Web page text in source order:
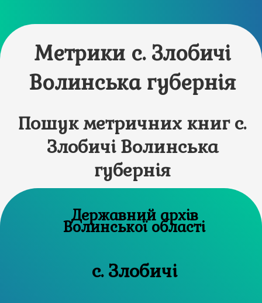
Метрики с. Злобичі
Волинська губернія
Пошук метричних книг с.
Злобичі Волинська
губернія
Державний архів
Волинської області
с. Злобичі